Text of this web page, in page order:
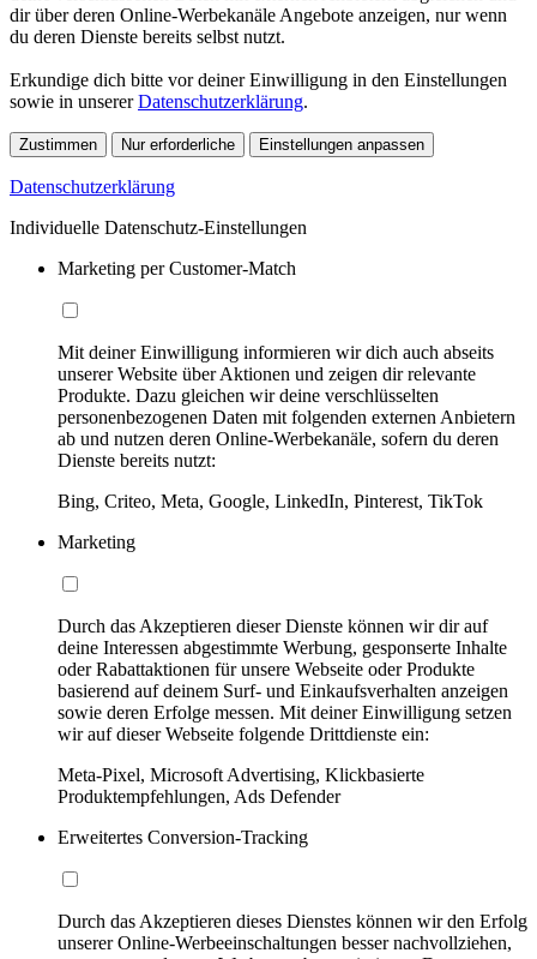
dir über deren Online-Werbekanäle Angebote anzeigen, nur wenn
du deren Dienste bereits selbst nutzt.
Erkundige dich bitte vor deiner Einwilligung in den Einstellungen
sowie in unsererDatenschutzerklärung.
Zustimmen Nur erforderliche Einstellungen anpassen
Datenschutzerklärung
Individuelle Datenschutz-Einstellungen
Marketing per Customer-Match
Mit deiner Einwilligung informieren wir dich auch abseits
unserer Website über Aktionen und zeigen dir relevante
Produkte. Dazu gleichen wir deine verschlüsselten
personenbezogenen Daten mit folgenden externen Anbietern
ab und nutzen deren Online-Werbekanäle, sofern du deren
Dienste bereits nutzt:
Bing, Criteo, Meta, Google, LinkedIn, Pinterest, TikTok
Marketing
Durch das Akzeptieren dieser Dienste können wir dir auf
deine Interessen abgestimmte Werbung, gesponserte Inhalte
oder Rabattaktionen für unsere Webseite oder Produkte
basierend auf deinem Surf- und Einkaufsverhalten anzeigen
sowie deren Erfolge messen. Mit deiner Einwilligung setzen
wir auf dieser Webseite folgende Drittdienste ein:
Meta-Pixel, Microsoft Advertising, Klickbasierte
Produktempfehlungen, Ads Defender
Erweitertes Conversion-Tracking
Durch das Akzeptieren dieses Dienstes können wir den Erfolg
unserer Online-Werbeeinschaltungen besser nachvollziehen,